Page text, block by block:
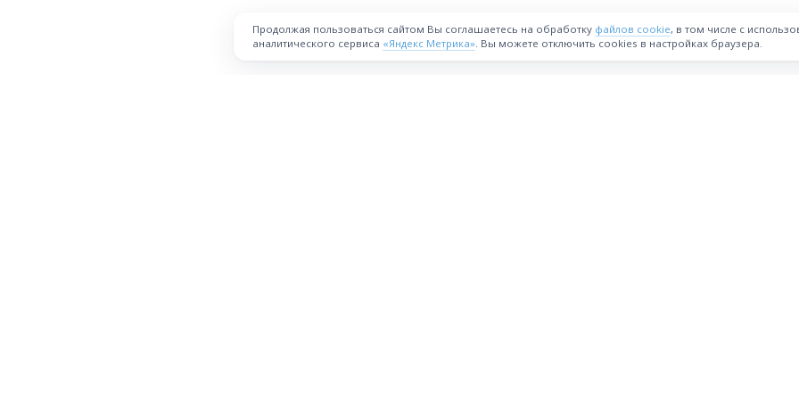
Продолжая пользоваться сайтом Вы соглашаетесь на обработку файлов cookie, в том числе с
аналитического сервиса «Яндекс Метрика». Вы можете отключить cookies в настройках браузера.